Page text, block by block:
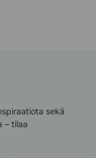
sekä
– tilaa